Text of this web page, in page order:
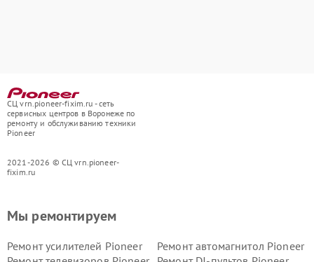
СЦ vrn.pioneer-fixim.ru - сеть
сервисных центров в Воронеже по
ремонту и обслуживанию техники
Pioneer
2021-2026 © СЦ vrn.pioneer-
fixim.ru
Мы ремонтируем
Ремонт усилителей Pioneer
Ремонт автомагнитол Pioneer